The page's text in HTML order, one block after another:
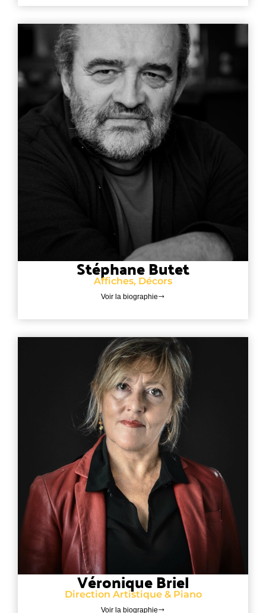
Stéphane Butet
Affiches, Décors
Voir la biographie
Véronique Briel
Direction Artistique & Piano
Voir la biographie